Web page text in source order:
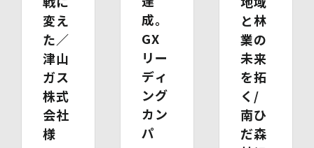
変え
た／
津山
ガス
株式
会社
様
成。
GX
リー
ディ
ング
カン
パ
と林
業の
未来
を拓
く/
南ひ
だ森